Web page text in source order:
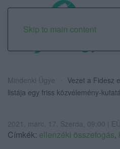
Skip to main content
Mindenki Ügye
Vezet a Fidesz
listája egy friss közvélemény-
2021. márc. 17. Szerda, 09:00 |
Címkék: ellenzéki összefogás,